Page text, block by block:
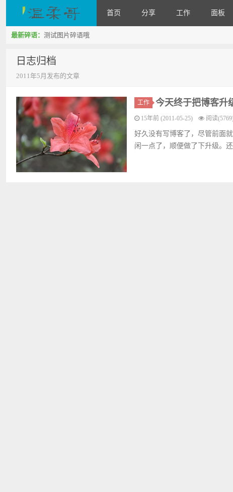
首页 分享 工作 面板
最新碎语： 测试图片碎语哦
日志归档
2011年5月发布的文章
工作 今天终于把博客升
15年前 (2011-05-25) 阅读
好久没有写博客了，尽管前面
闲一点了，顺便做了下升级。